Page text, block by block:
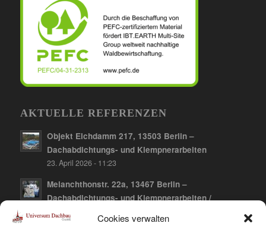
Cookies verwalten
AKTUELLE REFERENZEN
Objekt Elchdamm 217, 13503 Berlin –
Dachabdichtungs- und Klempnerarbeiten
23. April 2026 - 11:23
Melanchthonstr. 22a, 13467 Berlin –
Dachabdichtungs- und Klempnerarbeiten /
Dachbegrünung
10. April 2026 - 12:21